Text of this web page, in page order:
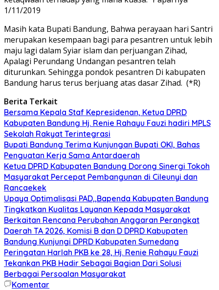
1/11/2019
Masih kata Bupati Bandung, Bahwa perayaan hari Santri
merupakan kesempaan bagi para pesantren untuk lebih
maju lagi dalam Syiar islam dan perjuangan Zihad,
Apalagi Perundang Undangan pesantren telah
diturunkan. Sehingga pondok pesantren Di kabupaten
Bandung harus terus berjuang atas dasar Zihad. (*R)
Berita Terkait
Bersama Kepala Staf Kepresidenan, Ketua DPRD
Kabupaten Bandung Hj. Renie Rahayu Fauzi hadiri MPLS
Sekolah Rakyat Terintegrasi
Bupati Bandung Terima Kunjungan Bupati OKI, Bahas
Penguatan Kerja Sama Antardaerah
Ketua DPRD Kabupaten Bandung Dorong Sinergi Tokoh
Masyarakat Percepat Pembangunan di Cileunyi dan
Rancaekek
Upaya Optimalisasi PAD,,Bapenda Kabupaten Bandung
Tingkatkan Kualitas Layanan Kepada Masyarakat
Berkaitan Rencana Perubahan Anggaran Perangkat
Daerah TA 2026, Komisi B dan D DPRD Kabupaten
Bandung Kunjungi DPRD Kabupaten Sumedang
Peringatan Harlah PKB ke 28, Hj. Renie Rahayu Fauzi
Tekankan PKB Hadir Sebagai Bagian Dari Solusi
Berbagai Persoalan Masyarakat
Komentar